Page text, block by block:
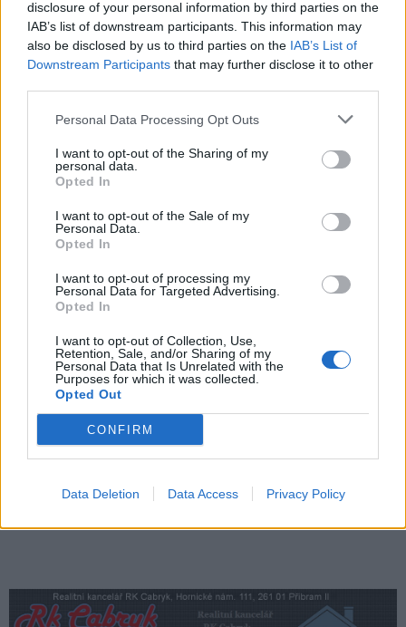
disclosure of your personal information by third parties on the
IAB’s list of downstream participants. This information may
also be disclosed by us to third parties on the IAB’s List of
Downstream Participants that may further disclose it to other
Personal Data Processing Opt Outs
I want to opt-out of the Sharing of my
personal data.
Opted In
I want to opt-out of the Sale of my
Personal Data.
Opted In
I want to opt-out of processing my
Personal Data for Targeted Advertising.
Opted In
I want to opt-out of Collection, Use,
Retention, Sale, and/or Sharing of my
Personal Data that Is Unrelated with the
Purposes for which it was collected.
Opted Out
CONFIRM
Data Deletion Data Access Privacy Policy
„I bez nohou to půjde!“ Sbírka
pro Honzu z Hluboše, který
bojuje s následky pracovního
úrazu
Obyvatelé Brodu si připomínají
100 let od vysvěcení kaple
VÍCE OD AUTORA
Komentář
důchodce důchodce
Komentář
Příbram, ráj nejen sprejerů
Zastupitelé se kvůli vodě nedohodli.
Příbram zřejmě spěje k nucené správě
vodohospodářského majetku